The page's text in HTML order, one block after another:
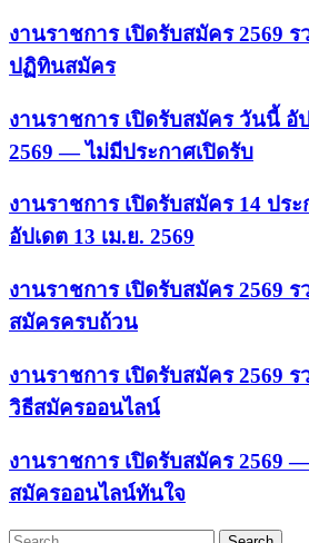
งานราชการ เปิดรับสมัคร 2569
ปฏิทินสมัคร
งานราชการ เปิดรับสมัคร วันนี้ อั
2569 — ไม่มีประกาศเปิดรับ
งานราชการ เปิดรับสมัคร 14 ปร
อัปเดต 13 เม.ย. 2569
งานราชการ เปิดรับสมัคร 2569
สมัครครบถ้วน
งานราชการ เปิดรับสมัคร 2569
วิธีสมัครออนไลน์
งานราชการ เปิดรับสมัคร 2569
สมัครออนไลน์ทันใจ
Search